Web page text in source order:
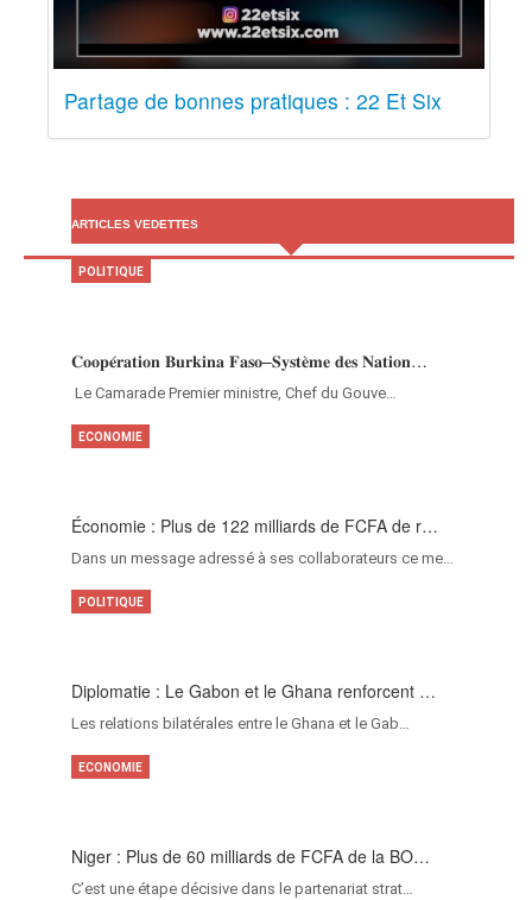
Partage de bonnes pratiques : 22 Et Six
ARTICLES VEDETTES
𝐂𝐨𝐨𝐩𝐞́𝐫𝐚𝐭𝐢𝐨𝐧 𝐁𝐮𝐫𝐤𝐢𝐧𝐚 𝐅𝐚𝐬𝐨–𝐒𝐲𝐬𝐭𝐞̀𝐦𝐞 𝐝𝐞𝐬 𝐍𝐚𝐭𝐢𝐨𝐧…
‎Le Camarade Premier ministre, Chef du Gouve…
POLITIQUE
Économie : Plus de 122 milliards de FCFA de r…
Dans un message adressé à ses collaborateurs ce me…
ECONOMIE
Diplomatie : Le Gabon et le Ghana renforcent …
Les relations bilatérales entre le Ghana et le Gab…
POLITIQUE
Niger : Plus de 60 milliards de FCFA de la BO…
C’est une étape décisive dans le partenariat strat…
ECONOMIE